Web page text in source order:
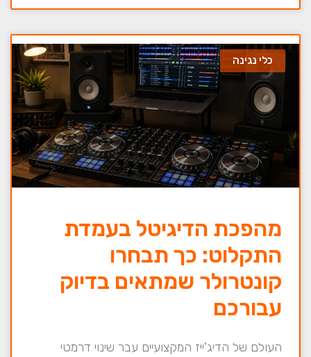
כלי נגינה
מהפכת הדיגיטל בעמדת
התקלוט: כך תבחרו
קונטרולר שמתאים בדיוק
עבורכם
העולם של הדיג'ייז המקצועיים עבר שינוי דרמטי